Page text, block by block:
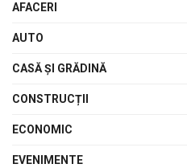
AFACERI
AUTO
CASĂ ŞI GRĂDINĂ
CONSTRUCȚII
ECONOMIC
EVENIMENTE